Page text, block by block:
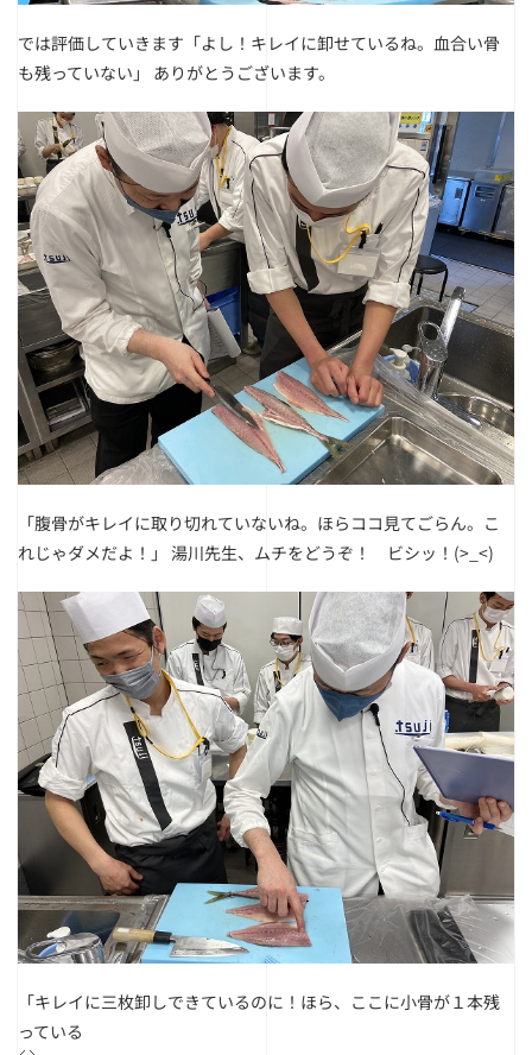
では評価していきます「よし！キレイに卸せているね。血合い骨
も残っていない」 ありがとうございます。
「腹骨がキレイに取り切れていないね。ほらココ見てごらん。こ
れじゃダメだよ！」 湯川先生、ムチをどうぞ！ ビシッ！(>_<)
「キレイに三枚卸しできているのに！ほら、ここに小骨が１本残
っている